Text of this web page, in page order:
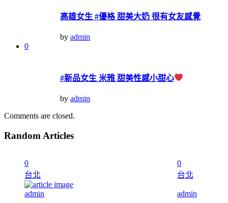
高雄女生 #優格 甜美大奶 很有女友感覺
by admin
0
#新品女生 米雅 甜美性感小甜心
by admin
Comments are closed.
Random Articles
0
台北
admin
0
台北
admin